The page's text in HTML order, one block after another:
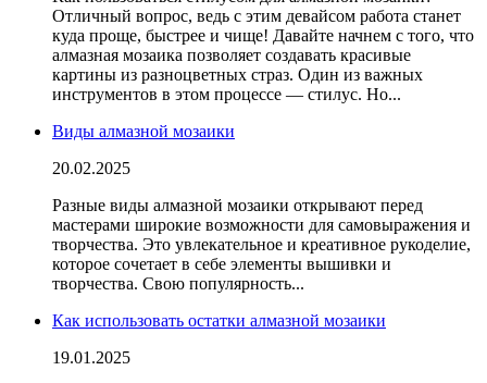
Отличный вопрос, ведь с этим девайсом работа станет
куда проще, быстрее и чище! Давайте начнем с того, что
алмазная мозаика позволяет создавать красивые
картины из разноцветных страз. Один из важных
инструментов в этом процессе — стилус. Но...
Виды алмазной мозаики
20.02.2025
Разные виды алмазной мозаики открывают перед
мастерами широкие возможности для самовыражения и
творчества. Это увлекательное и креативное рукоделие,
которое сочетает в себе элементы вышивки и
творчества. Свою популярность...
Как использовать остатки алмазной мозаики
19.01.2025